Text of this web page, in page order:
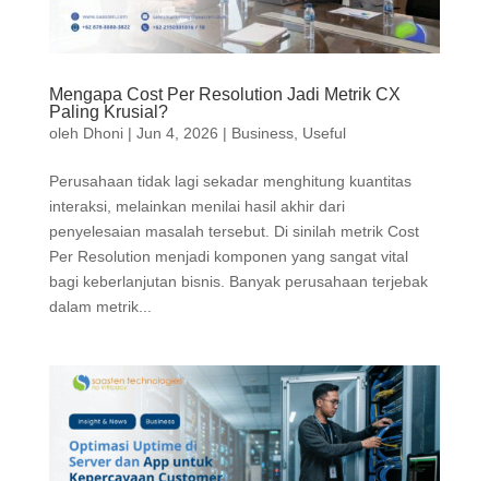
Mengapa Cost Per Resolution Jadi Metrik CX
Paling Krusial?
oleh Dhoni| Jun 4, 2026 | Business, Useful
Perusahaan tidak lagi sekadar menghitung kuantitas
interaksi, melainkan menilai hasil akhir dari
penyelesaian masalah tersebut. Di sinilah metrik Cost
Per Resolution menjadi komponen yang sangat vital
bagi keberlanjutan bisnis. Banyak perusahaan terjebak
dalam metrik...